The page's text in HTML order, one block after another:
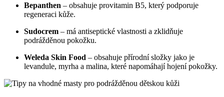
Bepanthen – obsahuje provitamin B5, který podporuje
regeneraci kůže.
Sudocrem – má antiseptické vlastnosti a zklidňuje
podrážděnou pokožku.
Weleda Skin Food – obsahuje přírodní složky jako je
levandule, myrha a malina, které napomáhají hojení pokožky.